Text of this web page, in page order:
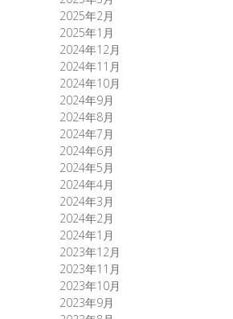
2025年2月
2025年1月
2024年12月
2024年11月
2024年10月
2024年9月
2024年8月
2024年7月
2024年6月
2024年5月
2024年4月
2024年3月
2024年2月
2024年1月
2023年12月
2023年11月
2023年10月
2023年9月